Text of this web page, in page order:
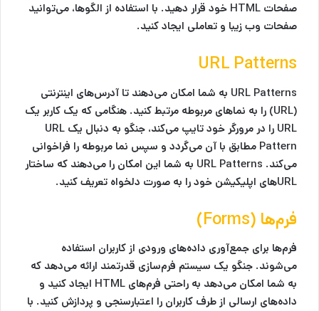
صفحات HTML خود قرار دهید. با استفاده از الگوها، می‌توانید
صفحات وب زیبا و تعاملی ایجاد کنید.
URL Patterns
URL Patterns به شما امکان می‌دهند تا آدرس‌های اینترنتی
(URL) را به نماهای مربوطه مرتبط کنید. هنگامی که یک کاربر یک
URL را در مرورگر خود تایپ می‌کند، جنگو به دنبال یک URL
Pattern مطابق با آن می‌گردد و سپس نما مربوطه را فراخوانی
می‌کند. URL Patterns به شما این امکان را می‌دهند که ساختار
URL‌های اپلیکیشن خود را به صورت دلخواه تعریف کنید.
فرم‌ها (Forms)
فرم‌ها برای جمع‌آوری داده‌های ورودی از کاربران استفاده
می‌شوند. جنگو یک سیستم فرم‌سازی قدرتمند ارائه می‌دهد که
به شما امکان می‌دهد به راحتی فرم‌های HTML ایجاد کنید و
داده‌های ارسالی از طرف کاربران را اعتبارسنجی و پردازش کنید. با